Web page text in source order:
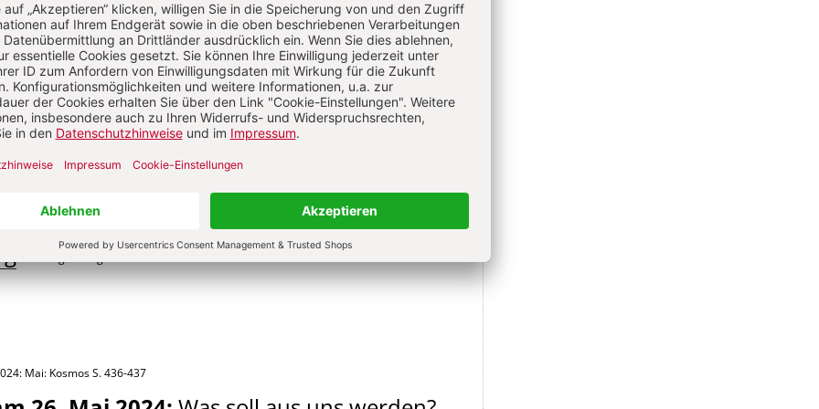
Mai: nicht töten S. 56-58
Sonntag Trinitatis:Segen – Gott kann
Mai: nicht töten S. 49-55
Trinitatis
Expectro patronum - von
Schutzmächten und einem ziemlich
Mai: Kosmos S. 436-437